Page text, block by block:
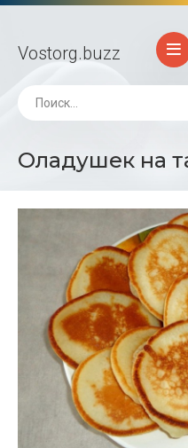
Vostorg.buzz
Оладушек на